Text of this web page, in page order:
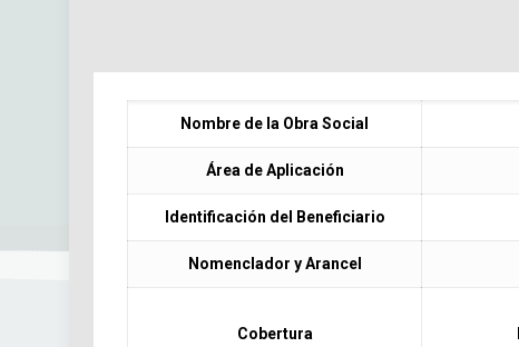
Nombre de la Obra Social
Área de Aplicación
Identificación del Beneficiario
Nomenclador y Arancel
Cobertura